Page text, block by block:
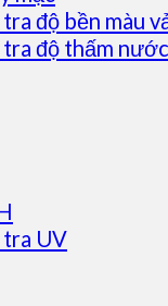
độ bền màu
độ thấm
UV